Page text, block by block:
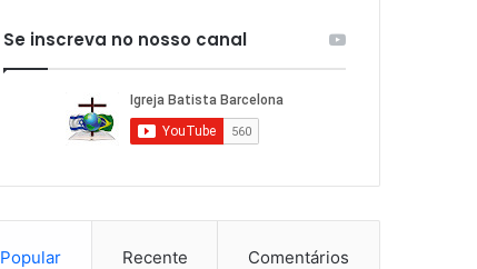
Se inscreva no nosso canal
Popular Recente Comentários